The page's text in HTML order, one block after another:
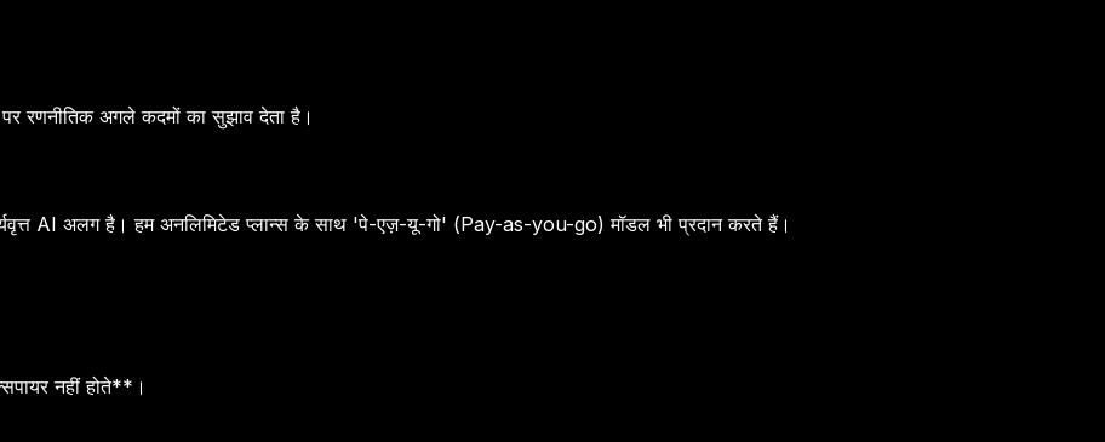
रणनीतिक अगले कदमों का सुझाव देता है।
AI अलग है। हम अनलिमिटेड प्लान्स के साथ 'पे-एज़-यू-गो' (Pay-as-you-go) मॉडल भी प्रदान करते हैं।
नहीं होते**।